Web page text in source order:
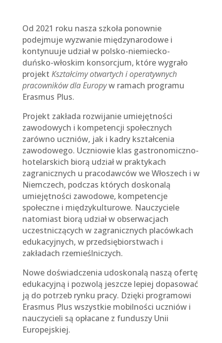
Od 2021 roku nasza szkoła ponownie
podejmuje wyzwanie międzynarodowe i
kontynuuje udział w polsko-niemiecko-
duńsko-włoskim konsorcjum, które wygrało
projekt Kształcimy otwartych i operatywnych
pracowników dla Europyw ramach programu
Erasmus Plus.
Projekt zakłada rozwijanie umiejętności
zawodowych i kompetencji społecznych
zarówno uczniów, jak i kadry kształcenia
zawodowego. Uczniowie klas gastronomiczno-
hotelarskich biorą udział w praktykach
zagranicznych u pracodawców we Włoszech i w
Niemczech, podczas których doskonalą
umiejętności zawodowe, kompetencje
społeczne i międzykulturowe. Nauczyciele
natomiast biorą udział w obserwacjach
uczestniczących w zagranicznych placówkach
edukacyjnych, w przedsiębiorstwach i
zakładach rzemieślniczych.
Nowe doświadczenia udoskonalą naszą ofertę
edukacyjną i pozwolą jeszcze lepiej dopasować
ją do potrzeb rynku pracy. Dzięki programowi
Erasmus Plus wszystkie mobilności uczniów i
nauczycieli są opłacane z funduszy Unii
Europejskiej.